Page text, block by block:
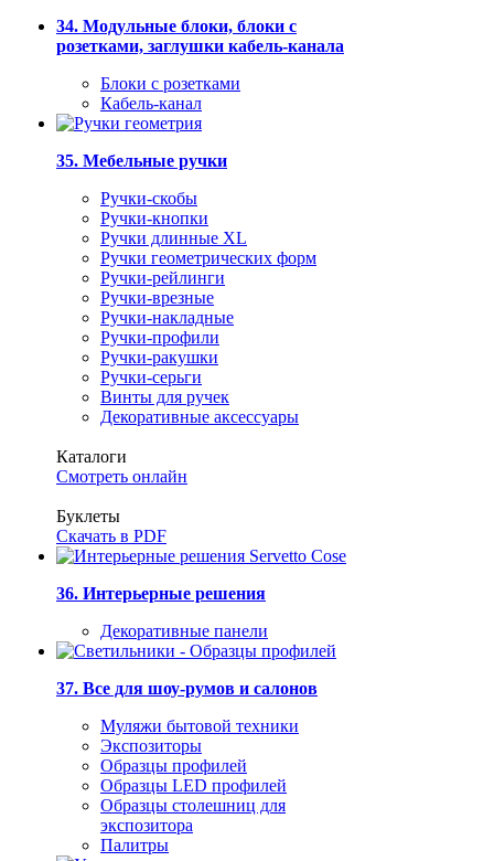
34. Модульные блоки, блоки с
розетками, заглушки кабель-канала
Блоки с розетками
Кабель-канал
35. Мебельные ручки
Ручки-скобы
Ручки-кнопки
Ручки длинные XL
Ручки геометрических форм
Ручки-рейлинги
Ручки-врезные
Ручки-накладные
Ручки-профили
Ручки-ракушки
Ручки-серьги
Винты для ручек
Декоративные аксессуары
Каталоги
Смотреть онлайн
Буклеты
Скачать в PDF
36. Интерьерные решения
Декоративные панели
37. Все для шоу-румов и салонов
Муляжи бытовой техники
Экспозиторы
Образцы профилей
Образцы LED профилей
Образцы столешниц для
экспозитора
Палитры